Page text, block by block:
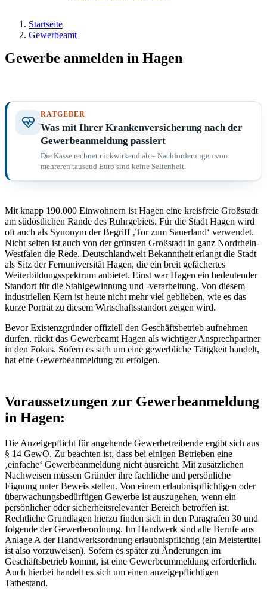
Startseite
Gewerbeamt
Gewerbe anmelden in Hagen
RATGEBER
Was mit Ihrer Krankenversicherung nach der
Gewerbeanmeldung passiert
Die Kasse rechnet rückwirkend ab – Nachforderungen von
mehreren tausend Euro sind keine Seltenheit.
Mit knapp 190.000 Einwohnern ist Hagen eine kreisfreie Großstadt
am südöstlichen Rande des Ruhrgebiets. Für die Stadt Hagen wird
oft auch als Synonym der Begriff ‚Tor zum Sauerland‘ verwendet.
Nicht selten ist auch von der grünsten Großstadt in ganz Nordrhein-
Westfalen die Rede. Deutschlandweit Bekanntheit erlangt die Stadt
als Sitz der Fernuniversität Hagen, die ein breit gefächertes
Weiterbildungsspektrum anbietet. Einst war Hagen ein bedeutender
Standort für die Stahlgewinnung und -verarbeitung. Von diesem
industriellen Kern ist heute nicht mehr viel geblieben, wie es das
kurze Porträt zu diesem Wirtschaftsstandort zeigen wird.
Bevor Existenzgründer offiziell den Geschäftsbetrieb aufnehmen
dürfen, rückt das Gewerbeamt Hagen als wichtiger Ansprechpartner
in den Fokus. Sofern es sich um eine gewerbliche Tätigkeit handelt,
hat eine Gewerbeanmeldung zu erfolgen.
Voraussetzungen zur Gewerbeanmeldung
in Hagen:
Die Anzeigepflicht für angehende Gewerbetreibende ergibt sich aus
§ 14 GewO. Zu beachten ist, dass bei einigen Betrieben eine
‚einfache‘ Gewerbeanmeldung nicht ausreicht. Mit zusätzlichen
Nachweisen müssen Gründer ihre fachliche und persönliche
Eignung unter Beweis stellen. Von einem erlaubnispflichtigen oder
überwachungsbedürftigen Gewerbe ist auszugehen, wenn ein
persönlicher oder sicherheitsrelevanter Bereich betroffen ist.
Rechtliche Grundlagen hierzu finden sich in den Paragrafen 30 und
folgende der Gewerbeordnung. Im Handwerk sind alle Berufe aus
Anlage A der Handwerksordnung erlaubnispflichtig (ein Meistertitel
ist also vorzuweisen). Sofern es später zu Änderungen im
Geschäftsbetrieb kommt, ist eine Gewerbeummeldung erforderlich.
Auch hierbei handelt es sich um einen anzeigepflichtigen
Tatbestand.